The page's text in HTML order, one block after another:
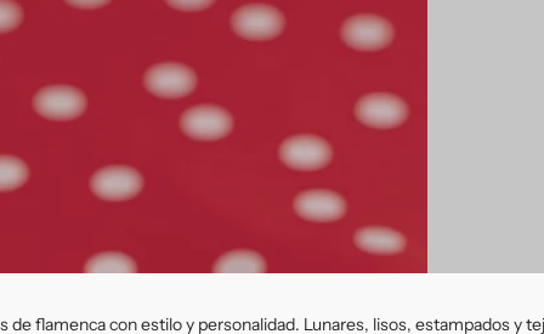
Forro Organdie
Oscurante
Gasa
Jacquard
Koshibo Perforado
Lamé & Foil Pelo
Lino Polina
Ropa de cama
Fragancias
flamenca con estilo y personalidad. Lunares, lisos, estampados y